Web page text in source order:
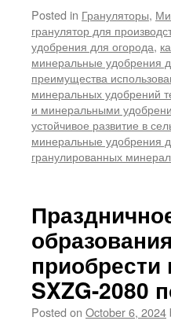
Posted in Грануляторы,
гранулятор для
удобрения для огорода,
минеральные удобрения
преимущества
минеральных удобрений
и минеральными
устойчивое развитие в
минеральные удобрения
гранулированных
приобрести
SXZG-2080
Posted on October 6, 2024